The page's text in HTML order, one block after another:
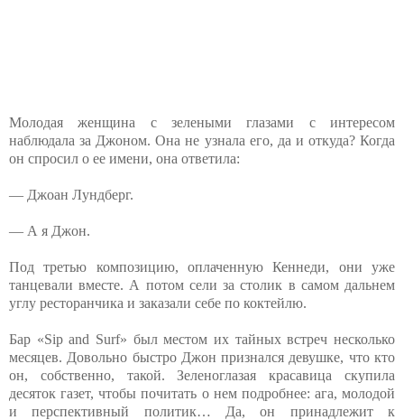
Молодая женщина с зелеными глазами с интересом
наблюдала за Джоном. Она не узнала его, да и откуда? Когда
он спросил о ее имени, она ответила:
— Джоан Лундберг.
— А я Джон.
Под третью композицию, оплаченную Кеннеди, они уже
танцевали вместе. А потом сели за столик в самом дальнем
углу ресторанчика и заказали себе по коктейлю.
Бар «Sip and Surf» был местом их тайных встреч несколько
месяцев. Довольно быстро Джон признался девушке, что кто
он, собственно, такой. Зеленоглазая красавица скупила
десяток газет, чтобы почитать о нем подробнее: ага, молодой
и перспективный политик… Да, он принадлежит к